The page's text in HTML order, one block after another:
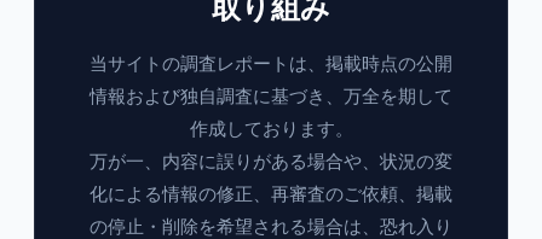
当サイトの調査レポートは、掲載時点の公開
情報および独自調査に基づき、万全を期して
作成しております。
万が一、内容に誤りがある場合や、状況の変
化による情報の修正、再審査のご依頼、掲載
の停止・削除を希望される場合は、恐れ入り